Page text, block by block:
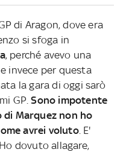
di Aragon, dove era
si sfoga in
, perché avevo una
invece per questa
la gara di oggi sarò
GP.Sono impotente
di Marquez non ho
avrei voluto. E'
dovuto allagare,